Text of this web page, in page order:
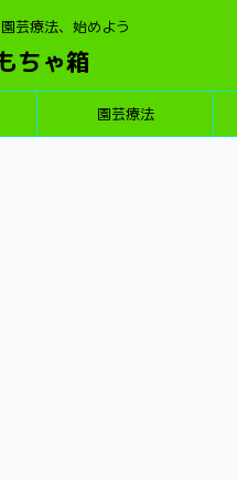
芸療法、始めよう
ちゃ箱
園芸療法